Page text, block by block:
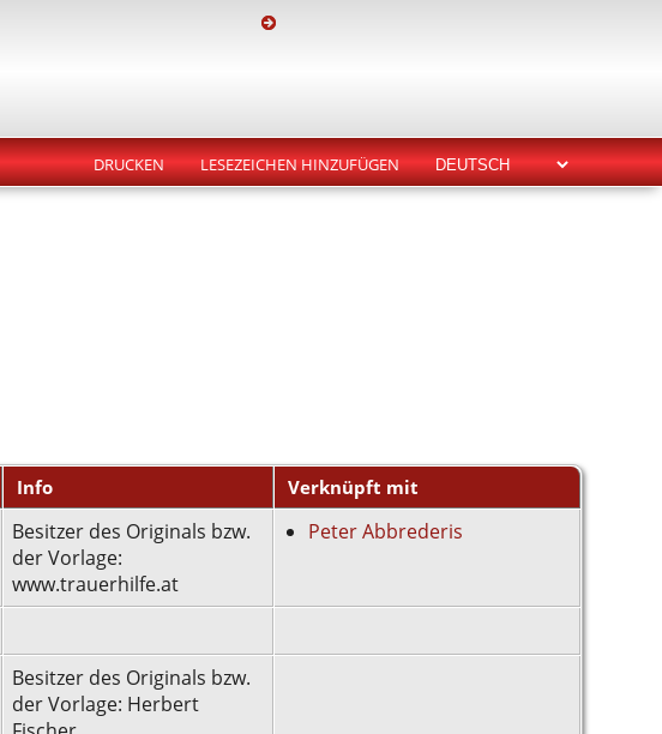
DRUCKEN LESEZEICHEN HINZUFÜGEN
Info Verknüpft mit
Besitzer des Originals bzw.
der Vorlage:
www.trauerhilfe.at
Peter Abbrederis
Besitzer des Originals bzw.
der Vorlage: Herbert